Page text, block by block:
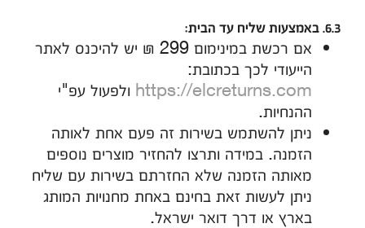
6.3. באמצעות שליח עד הבית:
אם רכשת במינימום 299 ₪ יש להיכנס לאתר
הייעודי לכך בכתובת:
https://elcreturns.com ולפעול עפ"י
ההנחיות.
ניתן להשתמש בשירות זה פעם אחת לאותה
הזמנה. במידה ותרצו להחזיר מוצרים נוספים
מאותה הזמנה שלא החזרתם בשירות עם שליח
ניתן לעשות זאת בחינם באחת מחנויות המותג
בארץ או דרך דואר ישראל.